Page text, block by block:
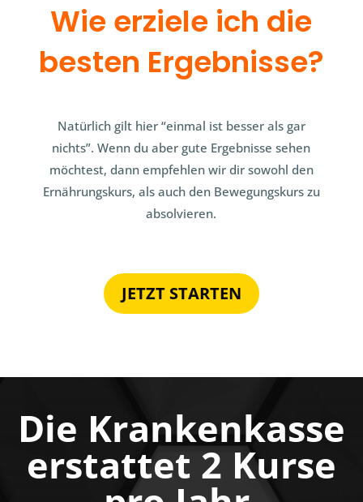
Wie erziele ich die
besten Ergebnisse?
Natürlich gilt hier “einmal ist besser als gar
nichts”. Wenn du aber gute Ergebnisse sehen
möchtest, dann empfehlen wir dir sowohl den
Ernährungskurs, als auch den Bewegungskurs zu
absolvieren.
JETZT STARTEN
Die Krankenkasse
erstattet 2 Kurse